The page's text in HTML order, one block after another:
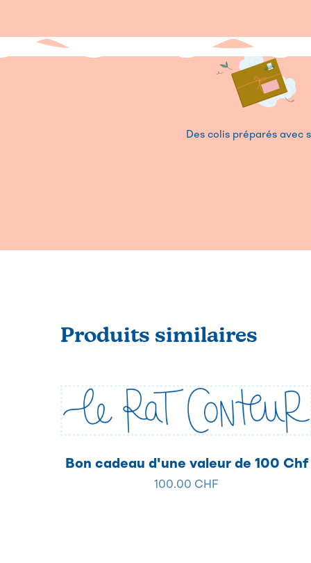
Des colis préparés avec
Produits similaires
Bon cadeau d'une valeur de 100 Chf
100.00 CHF